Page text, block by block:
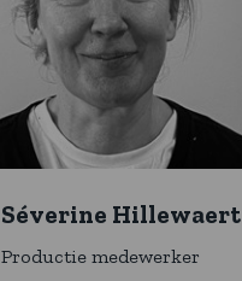
Séverine Hillewaert
Productie medewerker